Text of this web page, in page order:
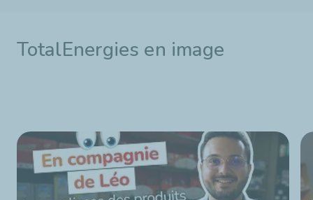
TotalEnergies en image